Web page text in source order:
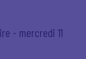
- mercredi 11